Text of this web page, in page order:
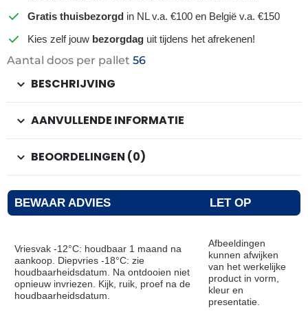
Gratis thuisbezorgd in NL v.a. €100 en België v.a. €150
Kies zelf jouw bezorgdag uit tijdens het afrekenen!
Aantal doos per pallet 56
BESCHRIJVING
AANVULLENDE INFORMATIE
BEOORDELINGEN (0)
BEWAAR ADVIES LET OP
Vriesvak -12°C: houdbaar 1 maand na
aankoop. Diepvries -18°C: zie
houdbaarheidsdatum. Na ontdooien niet
opnieuw invriezen. Kijk, ruik, proef na de
houdbaarheidsdatum.
Afbeeldingen
kunnen afwijken
van het werkelijke
product in vorm,
kleur en
presentatie.